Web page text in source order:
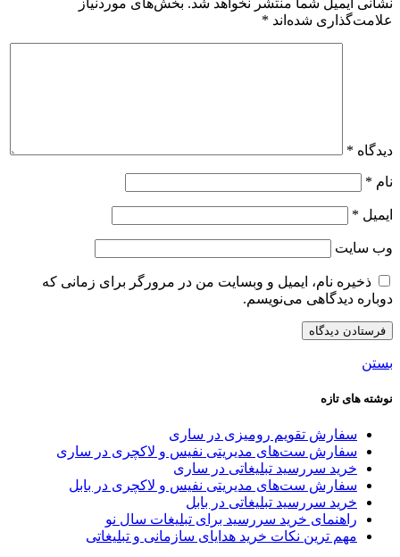
نشانی ایمیل شما منتشر نخواهد شد. بخش‌های موردنیاز
علامت‌گذاری شده‌اند *
دیدگاه *
نام *
ایمیل *
وب‌ سایت
ذخیره نام، ایمیل و وبسایت من در مرورگر برای زمانی که
دوباره دیدگاهی می‌نویسم.
بستن
نوشته های تازه
سفارش تقویم رومیزی در ساری
سفارش ست‌های مدیریتی نفیس و لاکچری در ساری
خرید سررسید تبلیغاتی در ساری
سفارش ست‌های مدیریتی نفیس و لاکچری در بابل
خرید سررسید تبلیغاتی در بابل
راهنمای خرید سررسید برای تبلیغات سال نو
مهم ترین نکات خرید هدایای سازمانی و تبلیغاتی